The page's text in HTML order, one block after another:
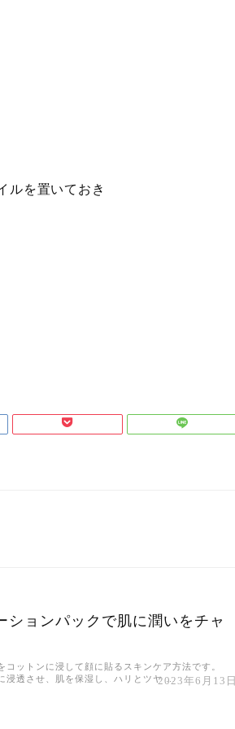
ルを置いておき
ションパックで肌に潤いをチャ
2023年6月13日
コットンに浸して顔に貼るスキンケア方法です。
浸透させ、肌を保湿し、ハリとツヤ …